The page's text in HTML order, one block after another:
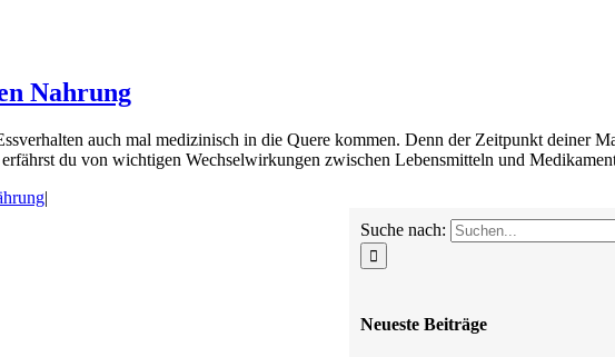
Nahrung
auch mal medizinisch in die Quere kommen. Denn der Zeitpunkt deiner
du von wichtigen Wechselwirkungen zwischen Lebensmitteln und
|
Suche nach:
Neueste Beiträge